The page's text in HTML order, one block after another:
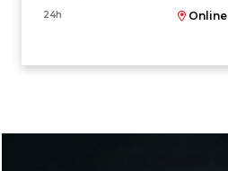
24h Online